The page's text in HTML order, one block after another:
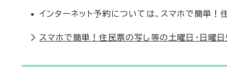
インターネット予約については、スマホで簡単
スマホで簡単！住民票の写し等の土曜日・日曜